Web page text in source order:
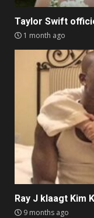
Taylor Swift
1 month ago
Ray J klaagt Kim
9 months ago